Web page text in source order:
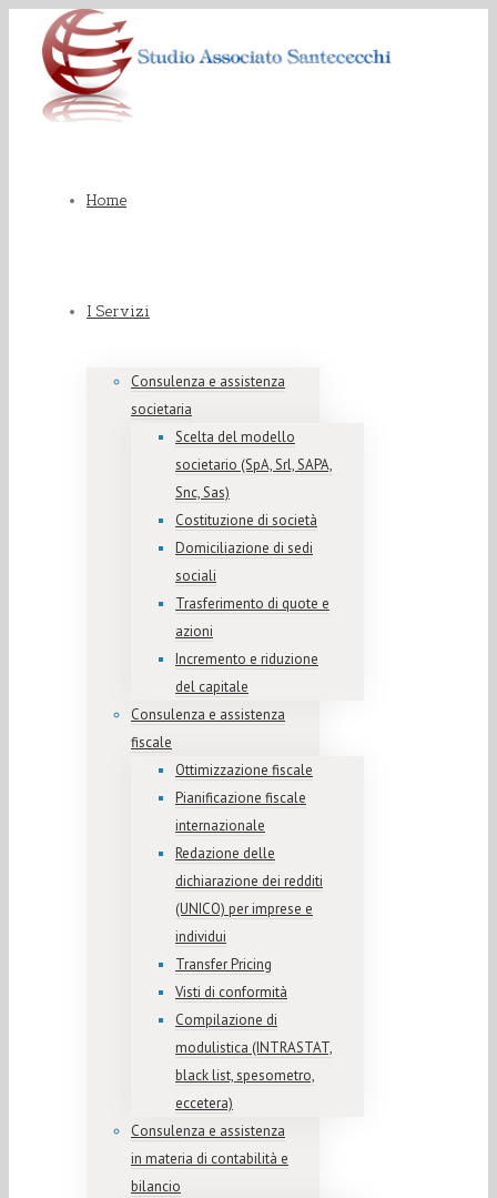
Home
I Servizi
Consulenza e assistenza
societaria
Scelta del modello
societario (SpA, Srl, SAPA,
Snc, Sas)
Costituzione di società
Domiciliazione di sedi
sociali
Trasferimento di quote e
azioni
Incremento e riduzione
del capitale
Consulenza e assistenza
fiscale
Ottimizzazione fiscale
Pianificazione fiscale
internazionale
Redazione delle
dichiarazione dei redditi
(UNICO) per imprese e
individui
Transfer Pricing
Visti di conformità
Compilazione di
modulistica (INTRASTAT,
black list, spesometro,
eccetera)
Consulenza e assistenza
in materia di contabilità e
bilancio